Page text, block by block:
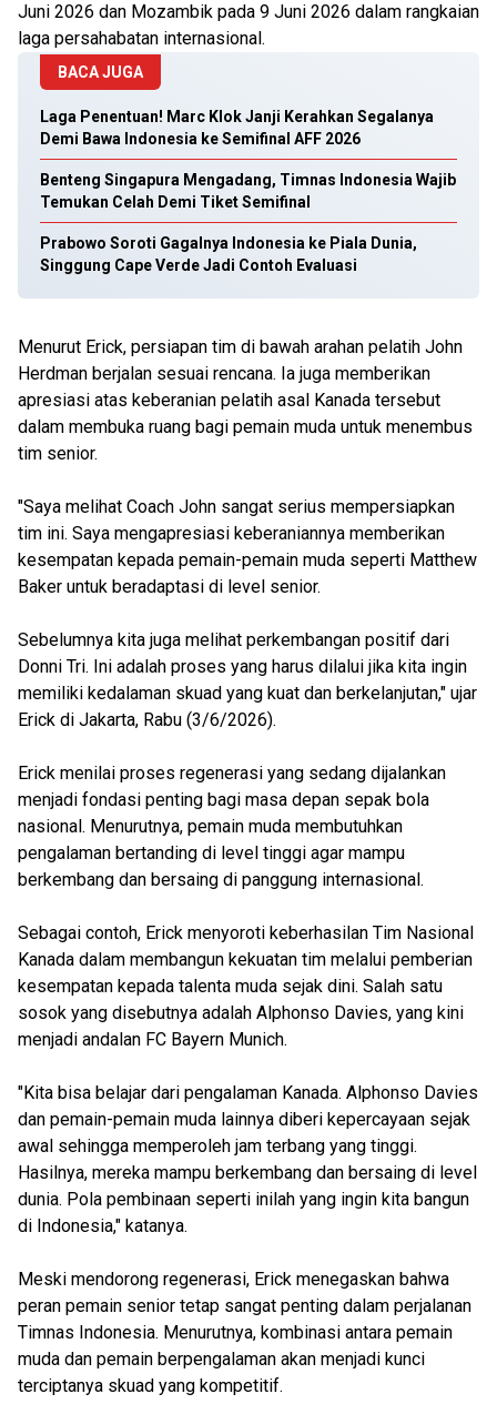
Juni 2026 dan Mozambik pada 9 Juni 2026 dalam rangkaian
laga persahabatan internasional.
BACA JUGA
Laga Penentuan! Marc Klok Janji Kerahkan Segalanya
Demi Bawa Indonesia ke Semifinal AFF 2026
Benteng Singapura Mengadang, Timnas Indonesia Wajib
Temukan Celah Demi Tiket Semifinal
Prabowo Soroti Gagalnya Indonesia ke Piala Dunia,
Singgung Cape Verde Jadi Contoh Evaluasi
Menurut Erick, persiapan tim di bawah arahan pelatih John
Herdman berjalan sesuai rencana. Ia juga memberikan
apresiasi atas keberanian pelatih asal Kanada tersebut
dalam membuka ruang bagi pemain muda untuk menembus
tim senior.
"Saya melihat Coach John sangat serius mempersiapkan
tim ini. Saya mengapresiasi keberaniannya memberikan
kesempatan kepada pemain-pemain muda seperti Matthew
Baker untuk beradaptasi di level senior.
Sebelumnya kita juga melihat perkembangan positif dari
Donni Tri. Ini adalah proses yang harus dilalui jika kita ingin
memiliki kedalaman skuad yang kuat dan berkelanjutan," ujar
Erick di Jakarta, Rabu (3/6/2026).
Erick menilai proses regenerasi yang sedang dijalankan
menjadi fondasi penting bagi masa depan sepak bola
nasional. Menurutnya, pemain muda membutuhkan
pengalaman bertanding di level tinggi agar mampu
berkembang dan bersaing di panggung internasional.
Sebagai contoh, Erick menyoroti keberhasilan Tim Nasional
Kanada dalam membangun kekuatan tim melalui pemberian
kesempatan kepada talenta muda sejak dini. Salah satu
sosok yang disebutnya adalah Alphonso Davies, yang kini
menjadi andalan FC Bayern Munich.
"Kita bisa belajar dari pengalaman Kanada. Alphonso Davies
dan pemain-pemain muda lainnya diberi kepercayaan sejak
awal sehingga memperoleh jam terbang yang tinggi.
Hasilnya, mereka mampu berkembang dan bersaing di level
dunia. Pola pembinaan seperti inilah yang ingin kita bangun
di Indonesia," katanya.
Meski mendorong regenerasi, Erick menegaskan bahwa
peran pemain senior tetap sangat penting dalam perjalanan
Timnas Indonesia. Menurutnya, kombinasi antara pemain
muda dan pemain berpengalaman akan menjadi kunci
terciptanya skuad yang kompetitif.